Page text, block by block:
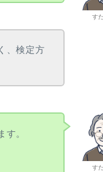
す
、検定方
す
す。